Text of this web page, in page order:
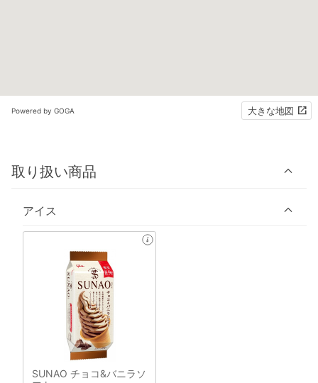
Powered by GOGA 大きな地図
取り扱い商品
アイス
SUNAO チョコ&バニラソ